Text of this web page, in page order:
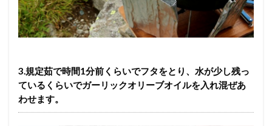
3.規定茹で時間1分前くらいでフタをとり、水が少し残っ
ているくらいでガーリックオリーブオイルを入れ混ぜあ
わせます。